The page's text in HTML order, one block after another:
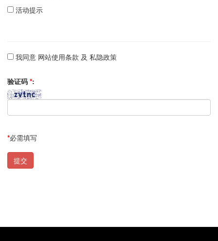
活动提示
我同意 网站使用条款 及 私隐政策
验证码 *:
*必需填写